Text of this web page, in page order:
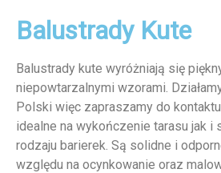
Balustrady Kute
Balustrady kute wyróżniają się
niepowtarzalnymi wzorami.
Polski więc zapraszamy do
idealne na wykończenie tarasu jak i
rodzaju barierek. Są solidne i
względu na ocynkowanie oraz